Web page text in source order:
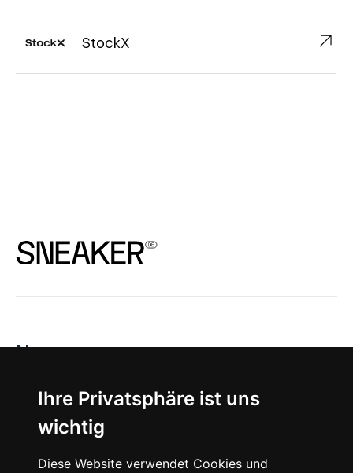
Ihre Privatsphäre ist uns
wichtig
Diese Website verwendet Cookies und
StockX ↗︎
News
About
Instagram